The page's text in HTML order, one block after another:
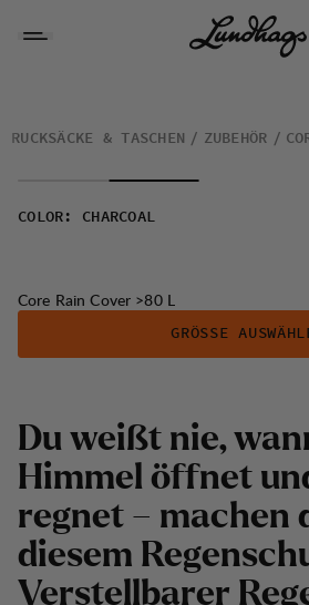
RUCKSÄCKE & TASCHEN ZUBEHÖR
COLOR : CHARCOAL
Core Rain Cover >80 L
GRÖSSE
Du weißt nie,
Himmel öffnet
regnet – machen
diesem
Verstellbarer